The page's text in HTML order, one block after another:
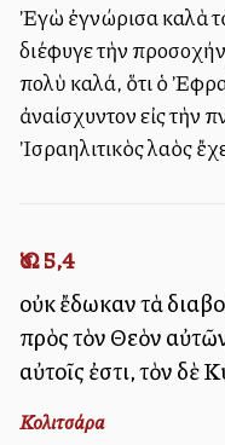
Ἐγὼ ἐγνώρισα καλὰ
διέφυγε τὴν
πολὺ καλά, ὅτι ὁ
ἀναίσχυντον εἰς τὴν
Ἰσραηλιτικὸς λαὸς
Ὡσ. 5,4
οὐκ ἔδωκαν τὰ
πρὸς τὸν Θεὸν
αὐτοῖς ἐστι, τὸν δὲ
Κολιτσάρα